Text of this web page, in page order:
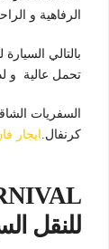
الرفاهية و
بالتالي
تحمل عالية و
كرنفال. ايجار
للنقل